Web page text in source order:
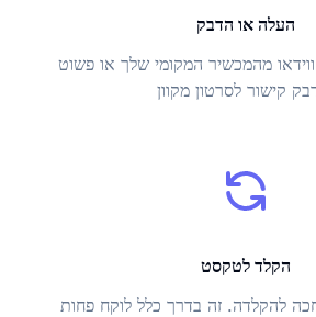
העלה או הדבק
מהמכשיר המקומי שלך או פשוט
הקלד לטקסט
להקלדה. זה בדרך כלל לוקח פחות